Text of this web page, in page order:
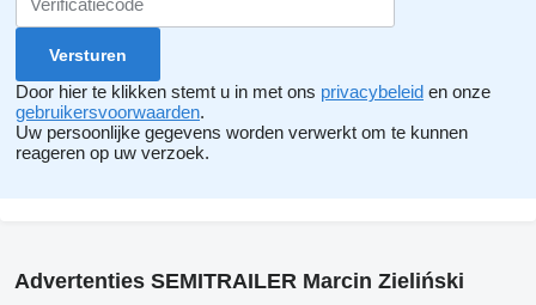
Door hier te klikken stemt u in met ons privacybeleid en onze
gebruikersvoorwaarden.
Uw persoonlijke gegevens worden verwerkt om te kunnen
reageren op uw verzoek.
Advertenties SEMITRAILER Marcin Zieliński